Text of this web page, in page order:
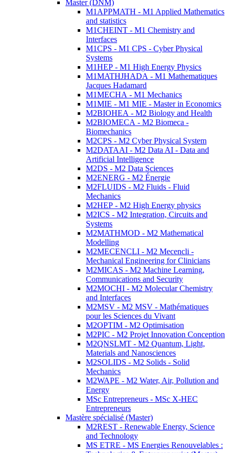
Master (DNM)
M1APPMATH - M1 Applied Mathematics
and statistics
M1CHEINT - M1 Chemistry and
Interfaces
M1CPS - M1 CPS - Cyber Physical
Systems
M1HEP - M1 High Energy Physics
M1MATHJHADA - M1 Mathematiques
Jacques Hadamard
M1MECHA - M1 Mechanics
M1MIE - M1 MIE - Master in Economics
M2BIOHEA - M2 Biology and Health
M2BIOMECA - M2 Biomeca -
Biomechanics
M2CPS - M2 Cyber Physical System
M2DATAAI - M2 Data AI - Data and
Artificial Intelligence
M2DS - M2 Data Sciences
M2ENERG - M2 Énergie
M2FLUIDS - M2 Fluids - Fluid
Mechanics
M2HEP - M2 High Energy physics
M2ICS - M2 Integration, Circuits and
Systems
M2MATHMOD - M2 Mathematical
Modelling
M2MECENCLI - M2 Mecencli -
Mechanical Engineering for Clinicians
M2MICAS - M2 Machine Learning,
Communications and Security
M2MOCHI - M2 Molecular Chemistry
and Interfaces
M2MSV - M2 MSV - Mathématiques
pour les Sciences du Vivant
M2OPTIM - M2 Optimisation
M2PIC - M2 Projet Innovation Conception
M2QNSLMT - M2 Quantum, Light,
Materials and Nanosciences
M2SOLIDS - M2 Solids - Solid
Mechanics
M2WAPE - M2 Water, Air, Pollution and
Energy
MSc Entrepreneurs - MSc X-HEC
Entrepreneurs
Mastère spécialisé (Master)
M2REST - Renewable Energy, Science
and Technology
MS ETRE - MS Energies Renouvelables :